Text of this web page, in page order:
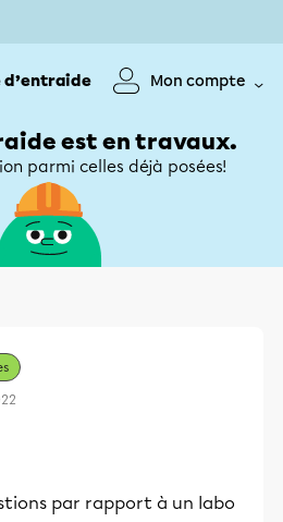
d’entraide Mon compte
est en travaux.
parmi celles déjà posées!
par rapport à un labo